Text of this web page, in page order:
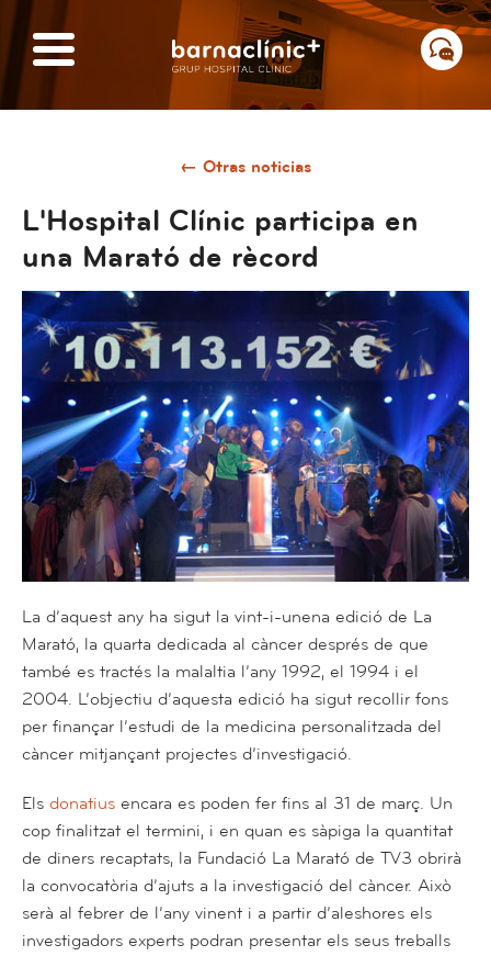
← Otras noticias
L'Hospital Clínic participa en
una Marató de rècord
La d’aquest any ha sigut la vint-i-unena edició de La
Marató, la quarta dedicada al càncer després de que
també es tractés la malaltia l’any 1992, el 1994 i el
2004. L’objectiu d’aquesta edició ha sigut recollir fons
per finançar l’estudi de la medicina personalitzada del
càncer mitjançant projectes d’investigació.
Els donatius encara es poden fer fins al 31 de març. Un
cop finalitzat el termini, i en quan es sàpiga la quantitat
de diners recaptats, la Fundació La Marató de TV3 obrirà
la convocatòria d’ajuts a la investigació del càncer. Això
serà al febrer de l’any vinent i a partir d’aleshores els
investigadors experts podran presentar els seus treballs